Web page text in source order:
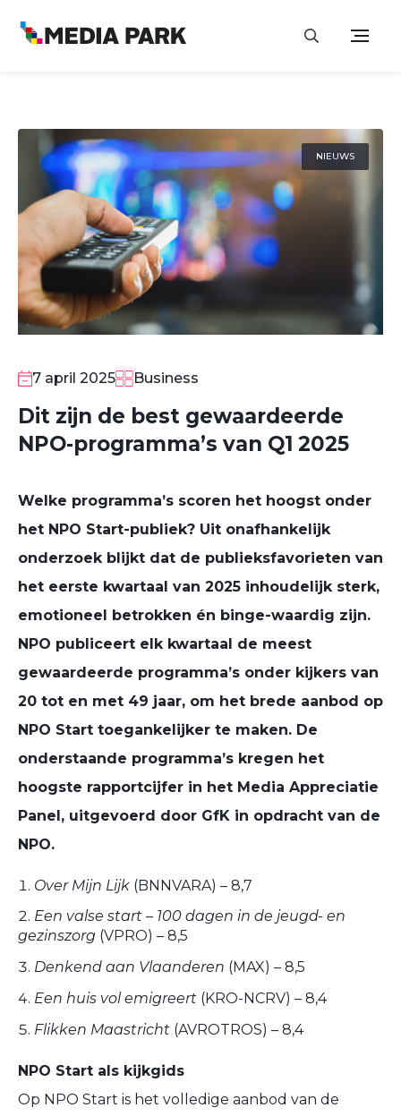
NIEUWS
7 april 2025 Business
Dit zijn de best gewaardeerde
NPO-programma’s van Q1 2025
Welke programma’s scoren het hoogst onder
het NPO Start-publiek? Uit onafhankelijk
onderzoek blijkt dat de publieksfavorieten van
het eerste kwartaal van 2025 inhoudelijk sterk,
emotioneel betrokken én binge-waardig zijn.
NPO publiceert elk kwartaal de meest
gewaardeerde programma’s onder kijkers van
20 tot en met 49 jaar, om het brede aanbod op
NPO Start toegankelijker te maken. De
onderstaande programma’s kregen het
hoogste rapportcijfer in het Media Appreciatie
Panel, uitgevoerd door GfK in opdracht van de
NPO.
Over Mijn Lijk (BNNVARA) – 8,7
Een valse start – 100 dagen in de jeugd- en
gezinszorg (VPRO) – 8,5
Denkend aan Vlaanderen (MAX) – 8,5
Een huis vol emigreert (KRO-NCRV) – 8,4
Flikken Maastricht (AVROTROS) – 8,4
NPO Start als kijkgids
Op NPO Start is het volledige aanbod van de